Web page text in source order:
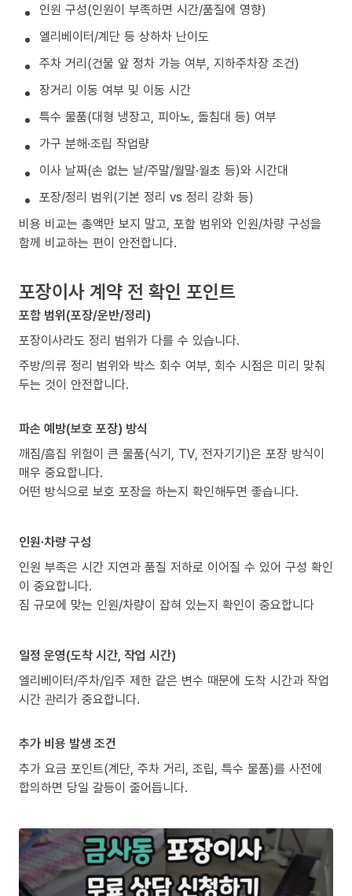
인원 구성(인원이 부족하면 시간/품질에 영향)
엘리베이터/계단 등 상하차 난이도
주차 거리(건물 앞 정차 가능 여부, 지하주차장 조건)
장거리 이동 여부 및 이동 시간
특수 물품(대형 냉장고, 피아노, 돌침대 등) 여부
가구 분해·조립 작업량
이사 날짜(손 없는 날/주말/월말·월초 등)와 시간대
포장/정리 범위(기본 정리 vs 정리 강화 등)
비용 비교는 총액만 보지 말고, 포함 범위와 인원/차량 구성을
함께 비교하는 편이 안전합니다.
포장이사 계약 전 확인 포인트
포함 범위(포장/운반/정리)
포장이사라도 정리 범위가 다를 수 있습니다.
주방/의류 정리 범위와 박스 회수 여부, 회수 시점은 미리 맞춰
두는 것이 안전합니다.
파손 예방(보호 포장) 방식
깨짐/흠집 위험이 큰 물품(식기, TV, 전자기기)은 포장 방식이
매우 중요합니다.
어떤 방식으로 보호 포장을 하는지 확인해두면 좋습니다.
인원·차량 구성
인원 부족은 시간 지연과 품질 저하로 이어질 수 있어 구성 확인
이 중요합니다.
짐 규모에 맞는 인원/차량이 잡혀 있는지 확인이 중요합니다
일정 운영(도착 시간, 작업 시간)
엘리베이터/주차/입주 제한 같은 변수 때문에 도착 시간과 작업
시간 관리가 중요합니다.
추가 비용 발생 조건
추가 요금 포인트(계단, 주차 거리, 조립, 특수 물품)를 사전에
합의하면 당일 갈등이 줄어듭니다.